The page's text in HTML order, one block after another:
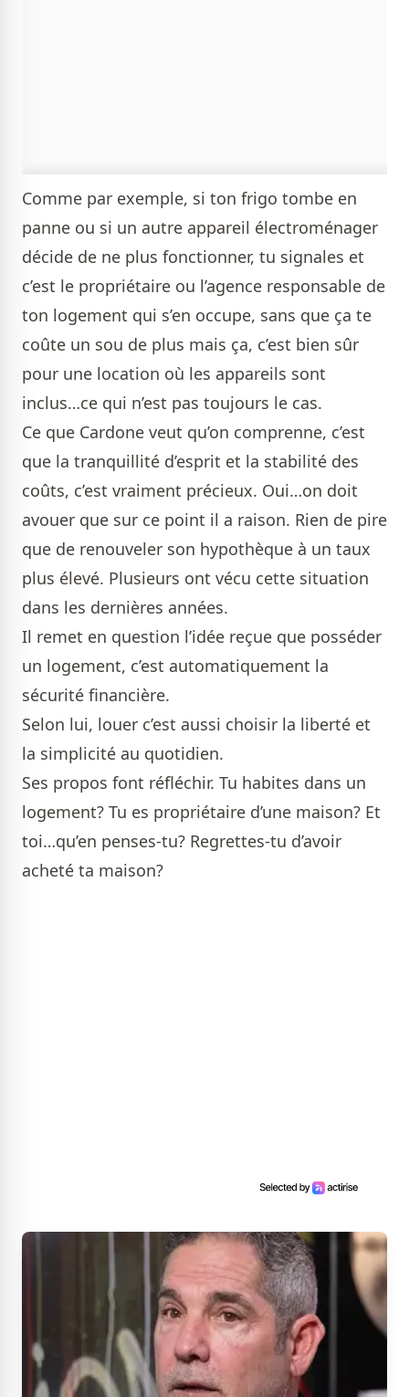
Comme par exemple, si ton frigo tombe en
panne ou si un autre appareil électroménager
décide de ne plus fonctionner, tu signales et
c’est le propriétaire ou l’agence responsable de
ton logement qui s’en occupe, sans que ça te
coûte un sou de plus mais ça, c’est bien sûr
pour une location où les appareils sont
inclus…ce qui n’est pas toujours le cas.
Ce que Cardone veut qu’on comprenne, c’est
que la tranquillité d’esprit et la stabilité des
coûts, c’est vraiment précieux. Oui…on doit
avouer que sur ce point il a raison. Rien de pire
que de renouveler son hypothèque à un taux
plus élevé. Plusieurs ont vécu cette situation
dans les dernières années.
Il remet en question l’idée reçue que posséder
un logement, c’est automatiquement la
sécurité financière.
Selon lui, louer c’est aussi choisir la liberté et
la simplicité au quotidien.
Ses propos font réfléchir. Tu habites dans un
logement? Tu es propriétaire d’une maison? Et
toi…qu’en penses-tu? Regrettes-tu d’avoir
acheté ta maison?